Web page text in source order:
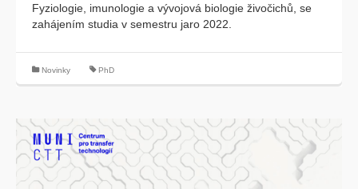
Fyziologie, imunologie a vývojová biologie živočichů, se
zahájením studia v semestru jaro 2022.
Novinky PhD